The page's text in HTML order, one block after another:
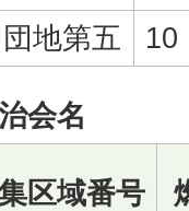
地第五 10
会名
区域番号